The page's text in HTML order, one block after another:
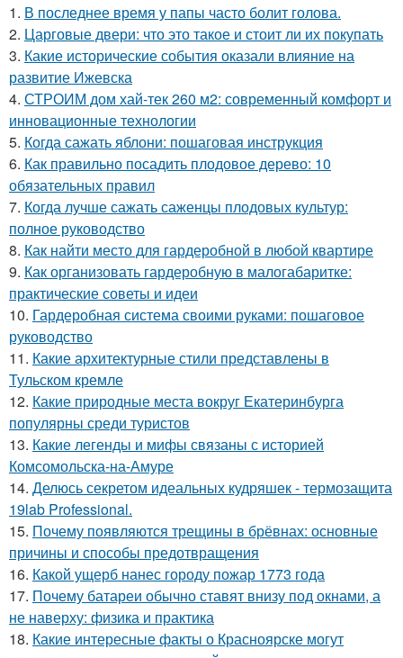
1. В последнее время у папы часто болит голова.
2. Царговые двери: что это такое и стоит ли их покупать
3. Какие исторические события оказали влияние на
развитие Ижевска
4. СТРОИМ дом хай-тек 260 м2: современный комфорт и
инновационные технологии
5. Когда сажать яблони: пошаговая инструкция
6. Как правильно посадить плодовое дерево: 10
обязательных правил
7. Когда лучше сажать саженцы плодовых культур:
полное руководство
8. Как найти место для гардеробной в любой квартире
9. Как организовать гардеробную в малогабаритке:
практические советы и идеи
10. Гардеробная система своими руками: пошаговое
руководство
11. Какие архитектурные стили представлены в
Тульском кремле
12. Какие природные места вокруг Екатеринбурга
популярны среди туристов
13. Какие легенды и мифы связаны с историей
Комсомольска-на-Амуре
14. Делюсь секретом идеальных кудряшек - термозащита
19lab Professional.
15. Почему появляются трещины в брёвнах: основные
причины и способы предотвращения
16. Какой ущерб нанес городу пожар 1773 года
17. Почему батареи обычно ставят внизу под окнами, а
не наверху: физика и практика
18. Какие интересные факты о Красноярске могут